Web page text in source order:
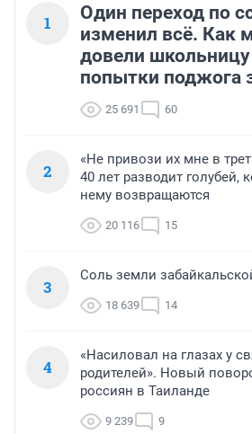
1
Один переход по
изменил всё. Как
довели
попытки поджога
25 691 60
2
«Не привози их мне в
40 лет разводит голубей,
нему возвращаются
20 116 15
3
Соль земли
18 639 14
4
«Насиловал на глазах у
родителей». Новый
россиян в Таиланде
9 239 9